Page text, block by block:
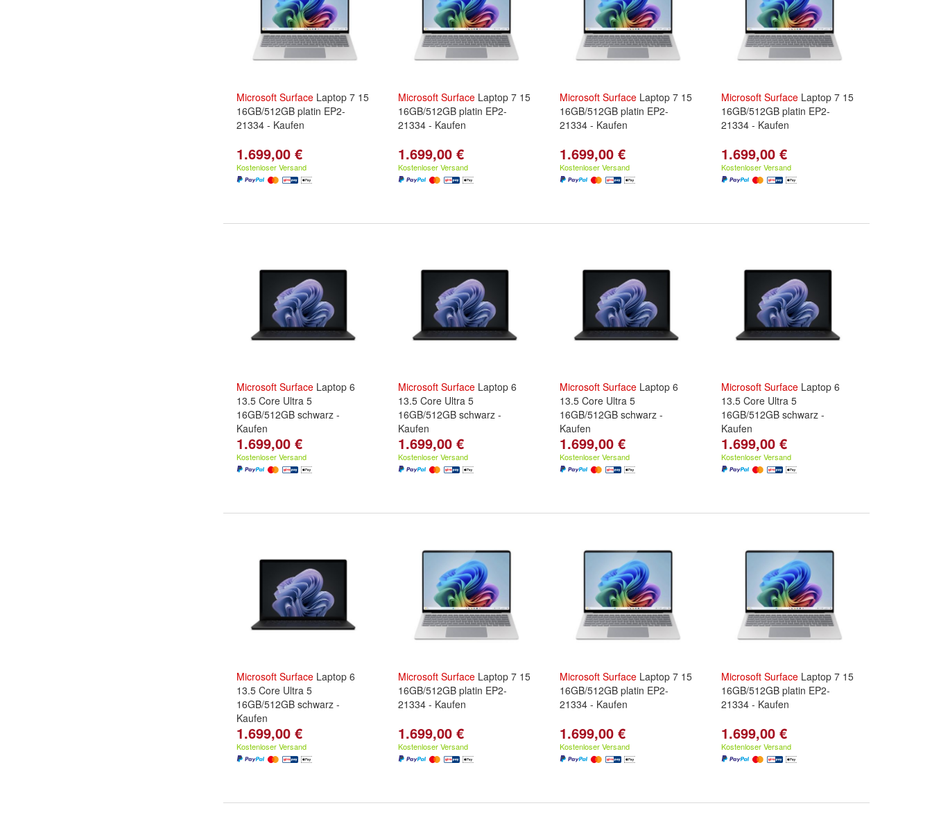
Microsoft Surface Laptop 7 15
16GB/512GB platin EP2-
21334 - Kaufen
1.699,00 €
Kostenloser Versand
Microsoft Surface Laptop 7 15
16GB/512GB platin EP2-
21334 - Kaufen
1.699,00 €
Kostenloser Versand
Microsoft Surface Laptop 7 15
16GB/512GB platin EP2-
21334 - Kaufen
1.699,00 €
Kostenloser Versand
Microsoft Surface Laptop 7 15
16GB/512GB platin EP2-
21334 - Kaufen
1.699,00 €
Kostenloser Versand
Microsoft Surface Laptop 6
13.5 Core Ultra 5
16GB/512GB schwarz -
Kaufen
1.699,00 €
Kostenloser Versand
Microsoft Surface Laptop 6
13.5 Core Ultra 5
16GB/512GB schwarz -
Kaufen
1.699,00 €
Kostenloser Versand
Microsoft Surface Laptop 6
13.5 Core Ultra 5
16GB/512GB schwarz -
Kaufen
1.699,00 €
Kostenloser Versand
Microsoft Surface Laptop 6
13.5 Core Ultra 5
16GB/512GB schwarz -
Kaufen
1.699,00 €
Kostenloser Versand
Microsoft Surface Laptop 6
13.5 Core Ultra 5
16GB/512GB schwarz -
Kaufen
1.699,00 €
Kostenloser Versand
Microsoft Surface Laptop 7 15
16GB/512GB platin EP2-
21334 - Kaufen
1.699,00 €
Kostenloser Versand
Microsoft Surface Laptop 7 15
16GB/512GB platin EP2-
21334 - Kaufen
1.699,00 €
Kostenloser Versand
Microsoft Surface Laptop 7 15
16GB/512GB platin EP2-
21334 - Kaufen
1.699,00 €
Kostenloser Versand